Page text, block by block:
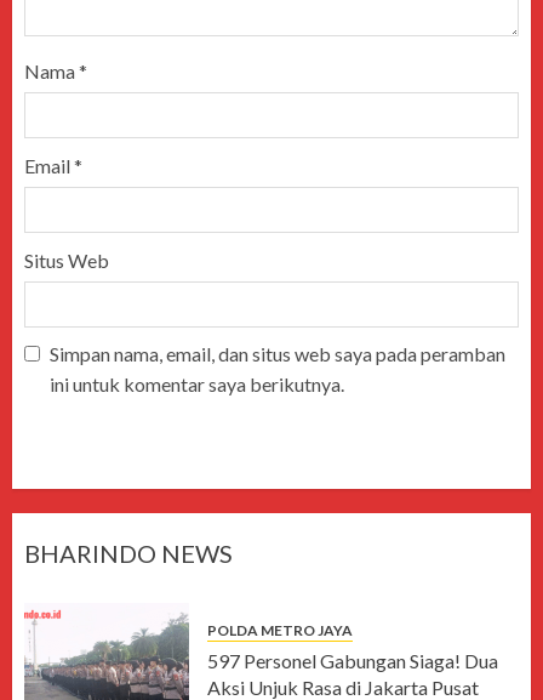
Nama*
Email*
Situs Web
Simpan nama, email, dan situs web saya pada peramban
ini untuk komentar saya berikutnya.
BHARINDO NEWS
POLDA METRO JAYA
597 Personel Gabungan Siaga! Dua
Aksi Unjuk Rasa di Jakarta Pusat